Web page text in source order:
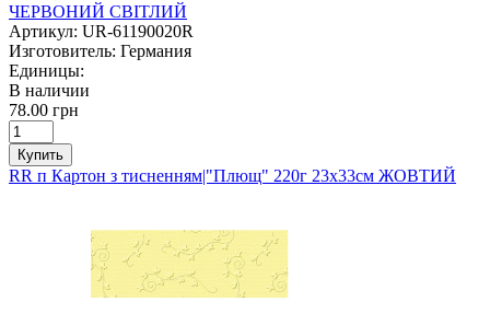
ЧЕРВОНИЙ СВІТЛИЙ
Артикул: UR-61190020R
Изготовитель: Германия
Единицы:
В наличии
78.00 грн
Купить
RR п Картон з тисненням|"Плющ" 220г 23х33см ЖОВТИЙ